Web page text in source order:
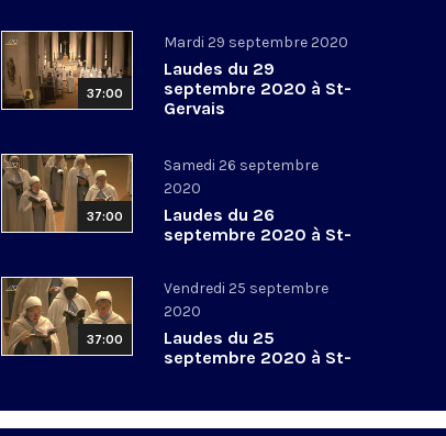
37:00
Mardi 29 septembre 2020
Laudes du 29
septembre 2020 à St-
Gervais
37:00
Samedi 26 septembre
2020
Laudes du 26
septembre 2020 à St-
37:00
Vendredi 25 septembre
2020
Laudes du 25
septembre 2020 à St-